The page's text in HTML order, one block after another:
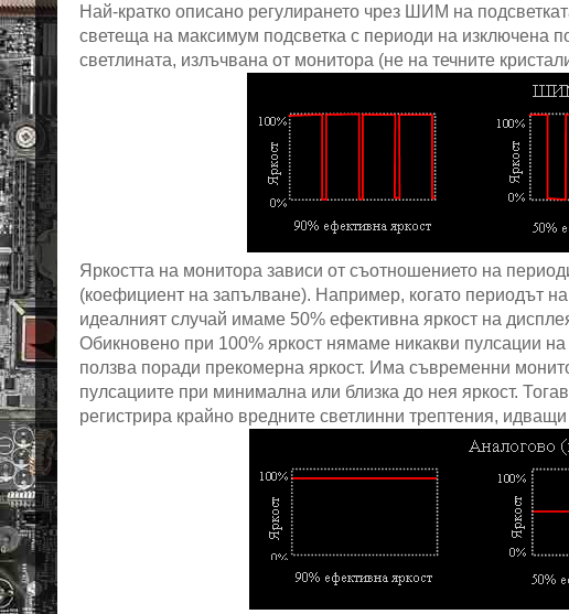
Най-кратко описано регулирането чрез ШИМ на
светеща на максимум подсветка с периоди на изключена
светлината, излъчвана от монитора (не на течните
Яркостта на монитора зависи от съотношението на
(коефициент на запълване). Например, когато периодът
идеалният случай имаме 50% ефективна яркост на
Обикновено при 100% яркост нямаме никакви пулсации
ползва поради прекомерна яркост. Има съвременни
пулсациите при минимална или близка до нея яркост.
регистрира крайно вредните светлинни трептения,